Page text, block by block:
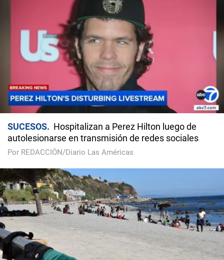
SUCESOS
Hospitalizan a Perez Hilton luego de
autolesionarse en transmisión de redes sociales
Por REDACCIÓN/Diario Las Américas